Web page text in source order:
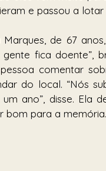
e passou a lotar
Marques, de 67
gente fica doente”,
comentar
do local. “Nós
ano”, disse. Ela
bom para a memória.